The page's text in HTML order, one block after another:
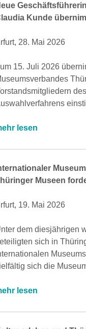
Kunde
28. Mai 2026
15. Juli 2026
lesen
Museen
19. Mai 2026
dem diesjährigen
sich in
sich die
lesen